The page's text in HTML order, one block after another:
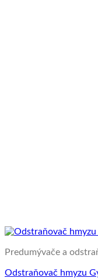
Predumývače a
Odstraňovač hmyzu